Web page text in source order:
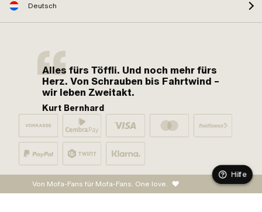
Deutsch
Alles fürs Töffli. Und noch mehr fürs
Herz. Von Schrauben bis Fahrtwind –
wir leben Zweitakt.
Kurt Bernhard
Von Mofa-Fans für Mofa-Fans. One love.
Hilfe